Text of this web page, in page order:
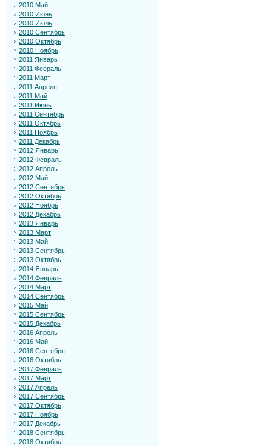
2010 Май
2010 Июнь
2010 Июль
2010 Сентябрь
2010 Октябрь
2010 Ноябрь
2011 Январь
2011 Февраль
2011 Март
2011 Апрель
2011 Май
2011 Июнь
2011 Сентябрь
2011 Октябрь
2011 Ноябрь
2011 Декабрь
2012 Январь
2012 Февраль
2012 Апрель
2012 Май
2012 Сентябрь
2012 Октябрь
2012 Ноябрь
2012 Декабрь
2013 Январь
2013 Март
2013 Май
2013 Сентябрь
2013 Октябрь
2014 Январь
2014 Февраль
2014 Март
2014 Сентябрь
2015 Май
2015 Сентябрь
2015 Декабрь
2016 Апрель
2016 Май
2016 Сентябрь
2016 Октябрь
2017 Февраль
2017 Март
2017 Апрель
2017 Сентябрь
2017 Октябрь
2017 Ноябрь
2017 Декабрь
2018 Сентябрь
2018 Октябрь